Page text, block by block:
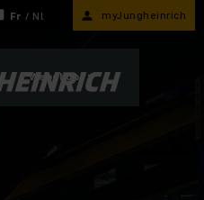
Fr / Nl myJungheinrich
Webshop